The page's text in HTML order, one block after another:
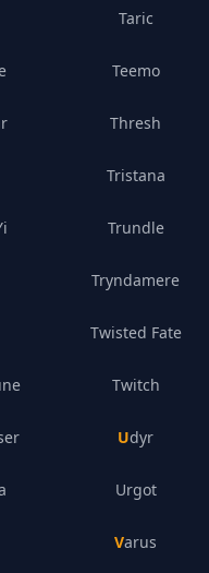
Taric
Teemo
Thresh
Tristana
Trundle
Tryndamere
Twisted Fate
Twitch
Udyr
Urgot
Varus